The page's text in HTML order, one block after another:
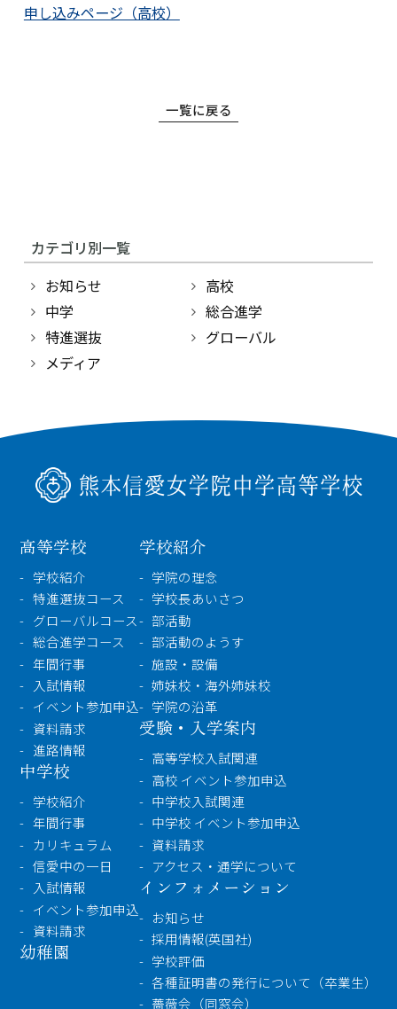
申し込みページ（高校）
一覧に戻る
カテゴリ別一覧
お知らせ
高校
中学
総合進学
特進選抜
グローバル
メディア
高等学校
学校紹介
特進選抜コース
グローバルコース
総合進学コース
年間行事
入試情報
イベント参加申込
資料請求
進路情報
中学校
学校紹介
年間行事
カリキュラム
信愛中の一日
入試情報
イベント参加申込
資料請求
幼稚園
学校紹介
学院の理念
学校長あいさつ
部活動
部活動のようす
施設・設備
姉妹校・海外姉妹校
学院の沿革
受験・入学案内
高等学校入試関連
高校 イベント参加申込
中学校入試関連
中学校 イベント参加申込
資料請求
アクセス・通学について
インフォメーション
お知らせ
採用情報(英国社)
学校評価
各種証明書の発行について（卒業生）
薔薇会（同窓会）